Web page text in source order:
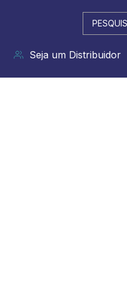
Pesquisar
...
Seja um Distribuidor